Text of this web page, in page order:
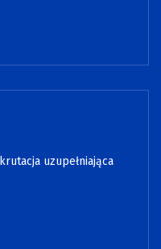
uzupełniająca